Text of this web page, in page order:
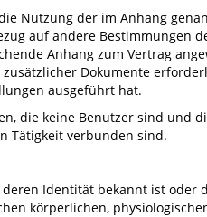
Nutzung der im Anhang
auf andere Bestimmungen
Anhang zum Vertrag
Dokumente
ausgeführt hat.
die keine Benutzer sind und
Tätigkeit verbunden sind.
Identität bekannt ist oder
körperlichen,